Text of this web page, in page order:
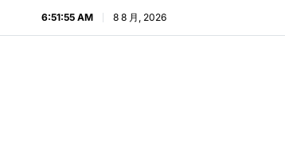
6:51:56 AM 8 8 月, 2026